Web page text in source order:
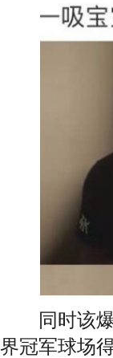
同时该爆
界冠军球场